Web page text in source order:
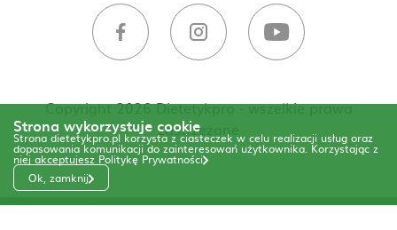
Copyright 2026 Dietetykpro - wszelkie prawa
zastrzeżone
Strona wykorzystuje cookie
Strona dietetykpro.pl korzysta z ciasteczek w celu realizacji usług oraz
dopasowania komunikacji do zainteresowań użytkownika. Korzystając z
niej akceptujesz Politykę Prywatności
Ok, zamknij